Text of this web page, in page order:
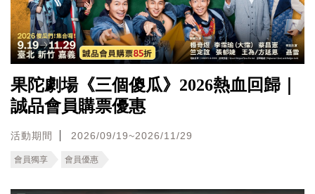
果陀劇場《三個傻瓜》2026熱血回歸｜
誠品會員購票優惠
活動期間 2026/09/19~2026/11/29
會員獨享 會員優惠